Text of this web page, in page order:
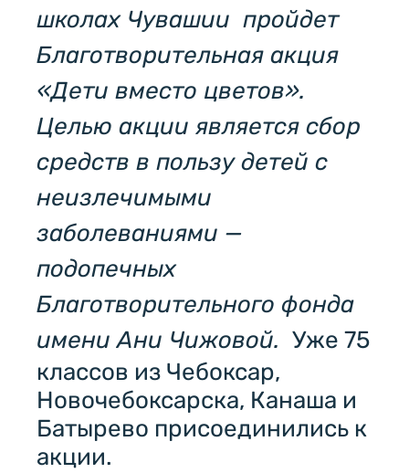
школах Чувашии пройдет
Благотворительная акция
«Дети вместо цветов».
Целью акции является сбор
средств в пользу детей с
неизлечимыми
заболеваниями —
подопечных
Благотворительного фонда
имени Ани Чижовой. Уже 75
классов из Чебоксар,
Новочебоксарска, Канаша и
Батырево присоединились к
акции.